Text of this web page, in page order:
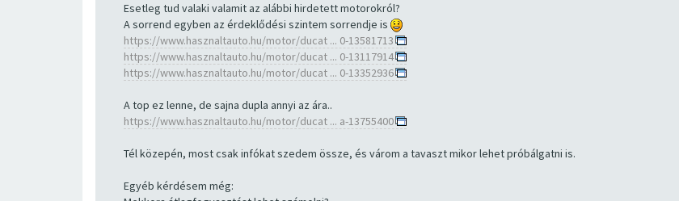
Esetleg tud valaki valamit az alábbi hirdetett motorokról?
A sorrend egyben az érdeklődési szintem sorrendje is
https://www.hasznaltauto.hu/motor/ducat ... 0-13581713
https://www.hasznaltauto.hu/motor/ducat ... 0-13117914
https://www.hasznaltauto.hu/motor/ducat ... 0-13352936
A top ez lenne, de sajna dupla annyi az ára..
https://www.hasznaltauto.hu/motor/ducat ... a-13755400
Tél közepén, most csak infókat szedem össze, és várom a tavaszt mikor lehet próbálgatni is.
Egyéb kérdésem még: